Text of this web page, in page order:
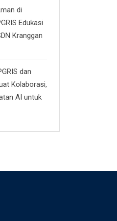
di
Edukasi
Kranggan
dan
Kolaborasi,
AI untuk